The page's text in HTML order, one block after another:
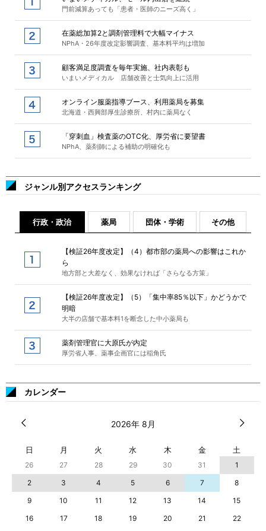
門前減算あっても「患者・医師のニーズ高く」
在薬総加算2と調剤管理料で大幅マイナス
NPhA・26年度改定影響調査、基本料平均は増加
顧客満足度調査を毎年実施、社内表彰も
いまいメディカル 店舗改善と士気向上に活用
オンライン服薬指導ブース、利用薬局を募集
北海道・西興部厚生診療所、村内に薬局なく
「穿刺血」検査薬のOTC化、厚労省に要望書
NPhA、薬剤師による補助の明確化も
ジャンル別アクセスランキング
行政・政治 薬局 団体・学術 その他
【検証26年度改定】（4）都市部の薬局への影響はこれか
ら
地方部と大差なく、効果なければ「さらなる方策」
【検証26年度改定】（5）「集中率85％以下」かどうかで
明暗
大半の店舗で基本料1を断念した中小薬局も
薬剤管理官に大原氏が内定
厚労省人事、薬事企画官には稲角氏
カレンダー
2026年 8月
日 月 火 水 木 金 土
26 27 28 29 30 31
1
2
3 4 5 6 7
8
9
10 11 12 13 14
15
16
17 18 19 20 21
22